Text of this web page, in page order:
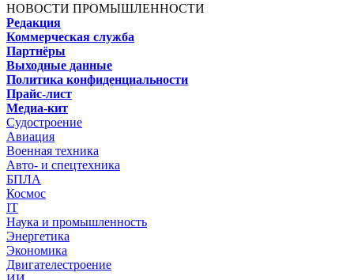
НОВОСТИ ПРОМЫШЛЕННОСТИ
Редакция
Коммерческая служба
Партнёры
Выходные данные
Политика конфиденциальности
Прайс-лист
Медиа-кит
Судостроение
Авиация
Военная техника
Авто- и спецтехника
БПЛА
Космос
IT
Наука и промышленность
Энергетика
Экономика
Двигателестроение